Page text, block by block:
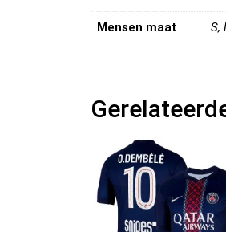
Mensen maat S,